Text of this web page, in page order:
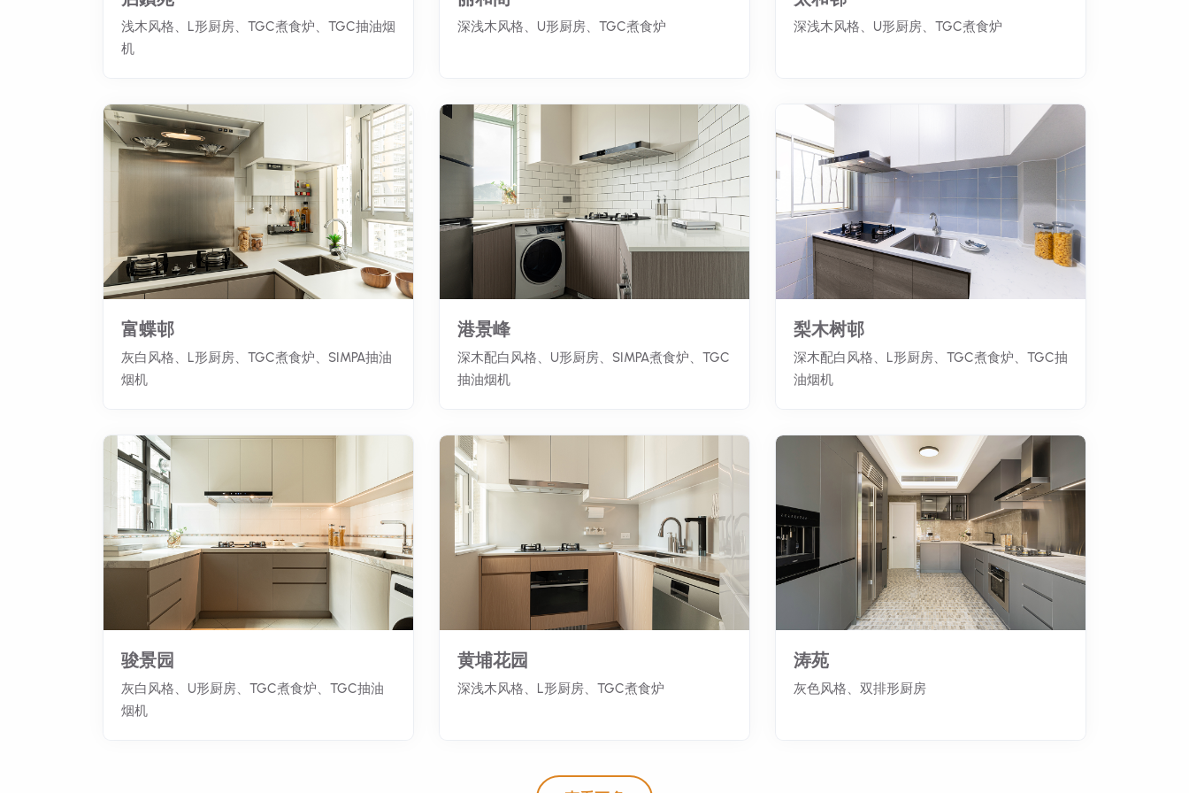
浅木风格、L形厨房、TGC煮食炉、TGC抽油烟
机
深浅木风格、U形厨房、TGC煮食炉 深浅木风格、U形厨房、TGC煮食炉
富蝶邨
灰白风格、L形厨房、TGC煮食炉、SIMPA抽油
烟机
港景峰
深木配白风格、U形厨房、SIMPA煮食炉、TGC
抽油烟机
梨木树邨
深木配白风格、L形厨房、TGC煮食炉、TGC抽
油烟机
骏景园
灰白风格、U形厨房、TGC煮食炉、TGC抽油
烟机
黄埔花园
深浅木风格、L形厨房、TGC煮食炉
涛苑
灰色风格、双排形厨房